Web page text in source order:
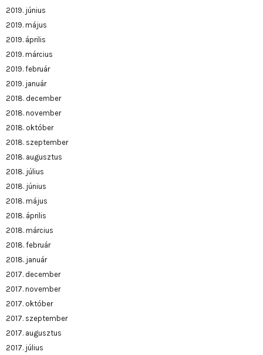
2019. június
2019. május
2019. április
2019. március
2019. február
2019. január
2018. december
2018. november
2018. október
2018. szeptember
2018. augusztus
2018. július
2018. június
2018. május
2018. április
2018. március
2018. február
2018. január
2017. december
2017. november
2017. október
2017. szeptember
2017. augusztus
2017. július